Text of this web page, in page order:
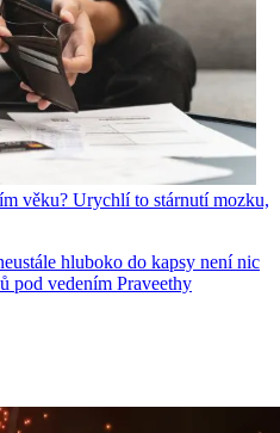
věku? Urychlí to stárnutí mozku,
hluboko do kapsy není nic
pod vedením Praveethy